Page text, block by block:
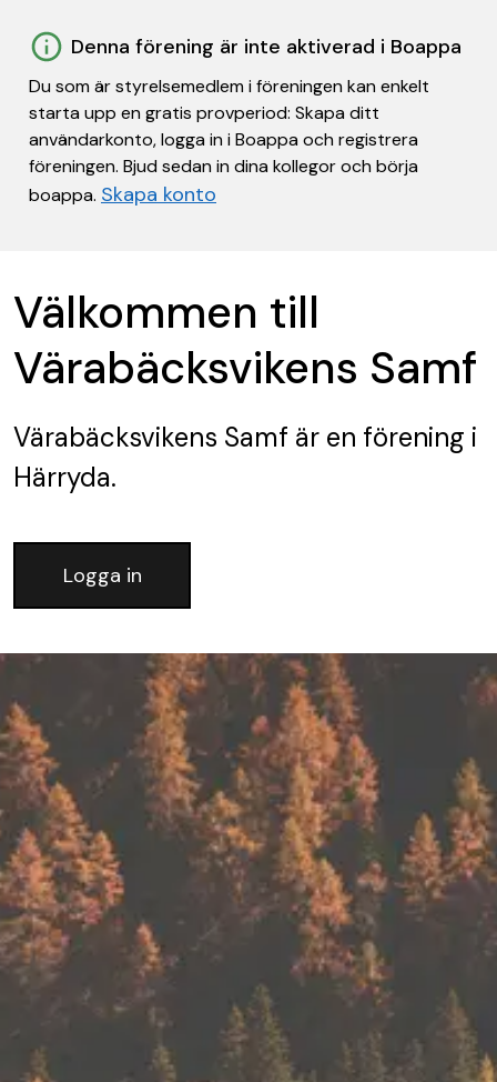
Denna förening är inte aktiverad i Boappa
Du som är styrelsemedlem i föreningen kan enkelt
starta upp en gratis provperiod: Skapa ditt
användarkonto, logga in i Boappa och registrera
föreningen. Bjud sedan in dina kollegor och börja
boappa. Skapa konto
Välkommen till
Värabäcksvikens Samf
Värabäcksvikens Samf är en förening i
Härryda.
Logga in